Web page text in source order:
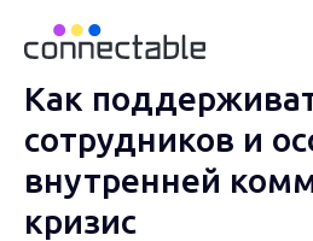
Как
сотрудников и
внутренней
кризис